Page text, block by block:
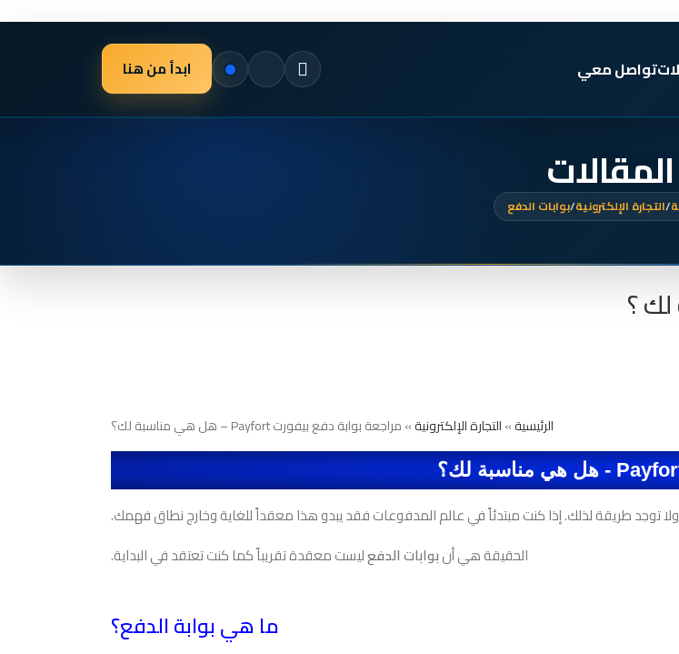
تواصل معي ابدأ من هنا
المقالات
/التجارة الإلكترونية/بوابات الدفع
الرئيسية»التجارة الإلكترونية» مراجعة بوابة دفع بيفورت Payfort – هل هي مناسبة لك؟
توجد طريقة لذلك. إذا كنت مبتدئاً في عالم المدفوعات فقد يبدو هذا معقداً للغاية وخارج نطاق فهمك.
الحقيقة هي أنبوابات الدفعليست معقدة تقريباً كما كنت تعتقد في البداية.
ما هي بوابة الدفع؟